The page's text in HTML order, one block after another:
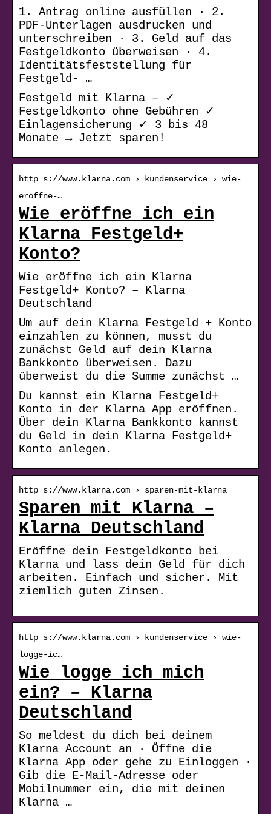
1. Antrag online ausfüllen · 2.
PDF-Unterlagen ausdrucken und
unterschreiben · 3. Geld auf das
Festgeldkonto überweisen · 4.
Identitätsfeststellung für
Festgeld- …
Festgeld mit Klarna – ✓
Festgeldkonto ohne Gebühren ✓
Einlagensicherung ✓ 3 bis 48
Monate → Jetzt sparen!
http s://www.klarna.com › kundenservice › wie-
eroffne-…
Wie eröffne ich ein
Klarna Festgeld+
Konto?
Wie eröffne ich ein Klarna
Festgeld+ Konto? – Klarna
Deutschland
Um auf dein Klarna Festgeld + Konto
einzahlen zu können, musst du
zunächst Geld auf dein Klarna
Bankkonto überweisen. Dazu
überweist du die Summe zunächst …
Du kannst ein Klarna Festgeld+
Konto in der Klarna App eröffnen.
Über dein Klarna Bankkonto kannst
du Geld in dein Klarna Festgeld+
Konto anlegen.
http s://www.klarna.com › sparen-mit-klarna
Sparen mit Klarna –
Klarna Deutschland
Eröffne dein Festgeldkonto bei
Klarna und lass dein Geld für dich
arbeiten. Einfach und sicher. Mit
ziemlich guten Zinsen.
http s://www.klarna.com › kundenservice › wie-
logge-ic…
Wie logge ich mich
ein? – Klarna
Deutschland
So meldest du dich bei deinem
Klarna Account an · Öffne die
Klarna App oder gehe zu Einloggen ·
Gib die E-Mail-Adresse oder
Mobilnummer ein, die mit deinen
Klarna …